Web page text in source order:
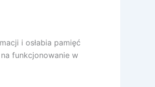
i osłabia pamięć
funkcjonowanie w